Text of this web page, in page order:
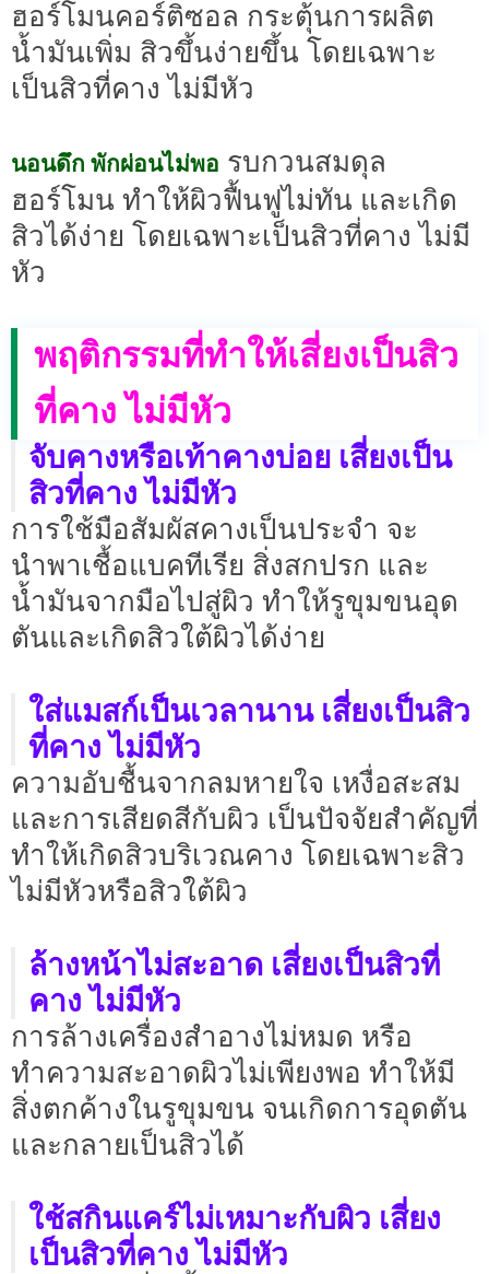
ฮอร์โมนคอร์ติซอล กระตุ้นการผลิต
น้ำมันเพิ่ม สิวขึ้นง่ายขึ้น โดยเฉพาะ
เป็นสิวที่คาง ไม่มีหัว
นอนดึก พักผ่อนไม่พอ รบกวนสมดุล
ฮอร์โมน ทำให้ผิวฟื้นฟูไม่ทัน และเกิด
สิวได้ง่าย โดยเฉพาะเป็นสิวที่คาง ไม่มี
หัว
พฤติกรรมที่ทำให้เสี่ยงเป็นสิว
ที่คาง ไม่มีหัว
จับคางหรือเท้าคางบ่อย เสี่ยงเป็น
สิวที่คาง ไม่มีหัว
การใช้มือสัมผัสคางเป็นประจำ จะ
นำพาเชื้อแบคทีเรีย สิ่งสกปรก และ
น้ำมันจากมือไปสู่ผิว ทำให้รูขุมขนอุด
ตันและเกิดสิวใต้ผิวได้ง่าย
ใส่แมสก์เป็นเวลานาน เสี่ยงเป็นสิว
ที่คาง ไม่มีหัว
ความอับชื้นจากลมหายใจ เหงื่อสะสม
และการเสียดสีกับผิว เป็นปัจจัยสำคัญที่
ทำให้เกิดสิวบริเวณคาง โดยเฉพาะสิว
ไม่มีหัวหรือสิวใต้ผิว
ล้างหน้าไม่สะอาด เสี่ยงเป็นสิวที่
คาง ไม่มีหัว
การล้างเครื่องสำอางไม่หมด หรือ
ทำความสะอาดผิวไม่เพียงพอ ทำให้มี
สิ่งตกค้างในรูขุมขน จนเกิดการอุดตัน
และกลายเป็นสิวได้
ใช้สกินแคร์ไม่เหมาะกับผิว เสี่ยง
เป็นสิวที่คาง ไม่มีหัว